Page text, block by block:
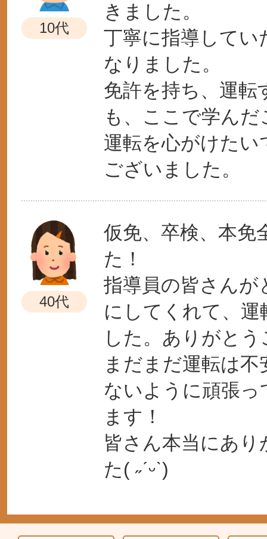
10代
きました。
丁寧に指導してい
なりました。
免許を持ち、運
も、ここで学ん
運転を心がけた
ございました。
40代
仮免、卒検、本免
た！
指導員の皆さんが
にしてくれて、
した。ありがと
まだまだ運転は
ないように頑張
ます！
皆さん本当にあ
た( ˶ˊᵕˋ)